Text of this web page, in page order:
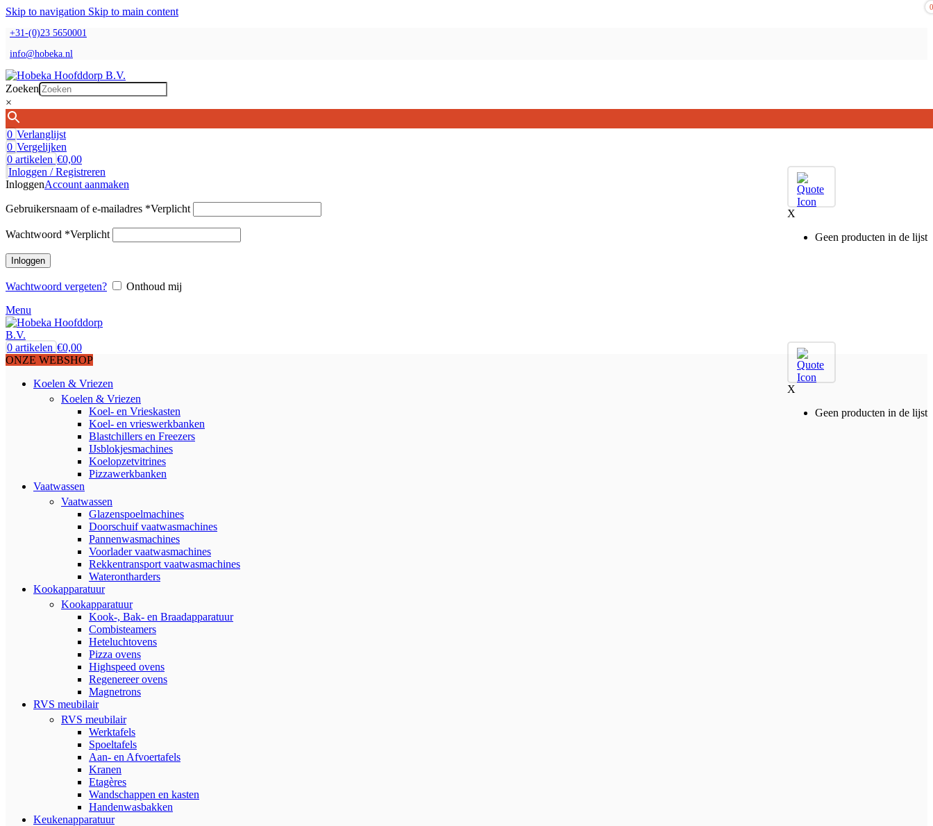
Skip to navigation Skip to main content
+31-(0)23 5650001
info@hobeka.nl
Zoeken
×
0 Verlanglijst
0 Vergelijken
0 artikelen €0,00
0
X
Geen producten in de lijst
Inloggen / Registreren
InloggenAccount aanmaken
Gebruikersnaam of e-mailadres *Verplicht
Wachtwoord *Verplicht
Inloggen
Wachtwoord vergeten?
Onthoud mij
Menu
0
X
Geen producten in de lijst
0 artikelen €0,00
ONZE WEBSHOP
Koelen & Vriezen
Koelen & Vriezen
Koel- en Vrieskasten
Koel- en vrieswerkbanken
Blastchillers en Freezers
IJsblokjesmachines
Koelopzetvitrines
Pizzawerkbanken
Vaatwassen
Vaatwassen
Glazenspoelmachines
Doorschuif vaatwasmachines
Pannenwasmachines
Voorlader vaatwasmachines
Rekkentransport vaatwasmachines
Waterontharders
Kookapparatuur
Kookapparatuur
Kook-, Bak- en Braadapparatuur
Combisteamers
Heteluchtovens
Pizza ovens
Highspeed ovens
Regenereer ovens
Magnetrons
RVS meubilair
RVS meubilair
Werktafels
Spoeltafels
Aan- en Afvoertafels
Kranen
Etagères
Wandschappen en kasten
Handenwasbakken
Keukenapparatuur